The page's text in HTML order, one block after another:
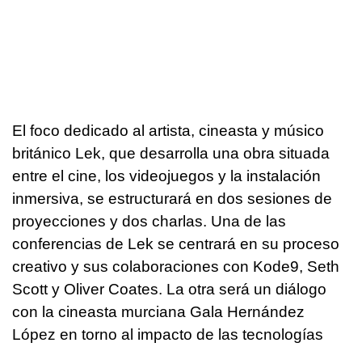
El foco dedicado al artista, cineasta y músico
británico Lek, que desarrolla una obra situada
entre el cine, los videojuegos y la instalación
inmersiva, se estructurará en dos sesiones de
proyecciones y dos charlas. Una de las
conferencias de Lek se centrará en su proceso
creativo y sus colaboraciones con Kode9, Seth
Scott y Oliver Coates. La otra será un diálogo
con la cineasta murciana Gala Hernández
López en torno al impacto de las tecnologías